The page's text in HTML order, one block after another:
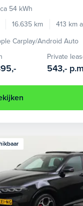
54 kWh
16.635 km 413 km
Carplay/Android Auto
Private
543,-